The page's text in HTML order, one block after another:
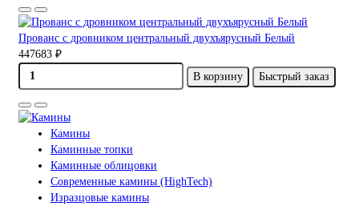
Прованс с дровником центральный двухъярусный Белый
447683 ₽
В корзину
Быстрый заказ
Камины
Каминные топки
Каминные облицовки
Современные камины (HighTech)
Изразцовые камины